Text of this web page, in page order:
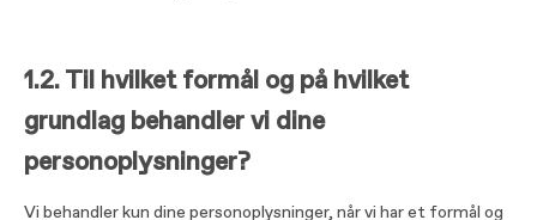
1.2. Til hvilket formål og på hvilket
grundlag behandler vi dine
personoplysninger?
Vi behandler kun dine personoplysninger, når vi har et formål og